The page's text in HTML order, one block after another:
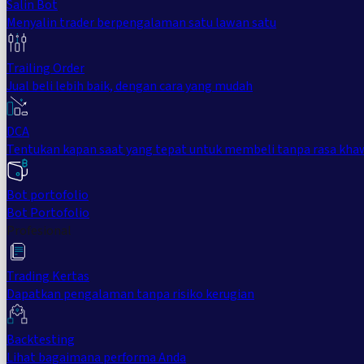
Salin Bot
Menyalin trader berpengalaman satu lawan satu
Trailing Order
Jual beli lebih baik, dengan cara yang mudah
DCA
Tentukan kapan saat yang tepat untuk membeli tanpa rasa
Bot portofolio
Bot Portofolio
Profesional
Trading Kertas
Dapatkan pengalaman tanpa risiko kerugian
Backtesting
Lihat bagaimana performa Anda